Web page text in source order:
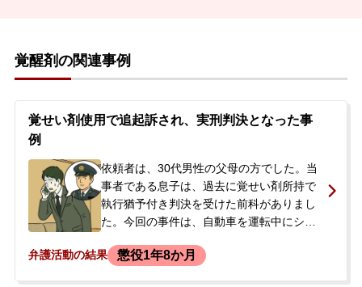
覚醒剤の関連事例
覚せい剤使用で追起訴され、実刑判決となった事
例
依頼者は、30代男性の父母の方でした。当
事者である息子は、過去に覚せい剤所持で
執行猶予付き判決を受けた前科がありまし
た。今回の事件は、自動車を運転中にシー
たことが発端です。その際の挙動不審を理
弁護活動の結果 懲役1年8か月